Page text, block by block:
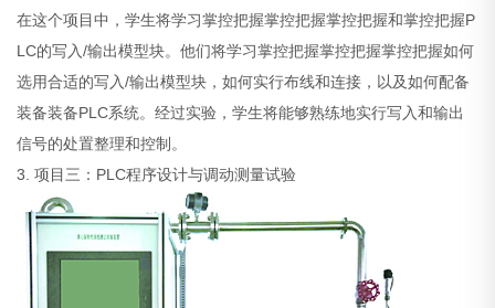
在这个项目中，学生将学习掌控把握掌控把握掌控把握和掌控把握P
LC的写入/输出模型块。他们将学习掌控把握掌控把握掌控把握如何
选用合适的写入/输出模型块，如何实行布线和连接，以及如何配备
装备装备PLC系统。经过实验，学生将能够熟练地实行写入和输出
信号的处置整理和控制。
3. 项目三：PLC程序设计与调动测量试验